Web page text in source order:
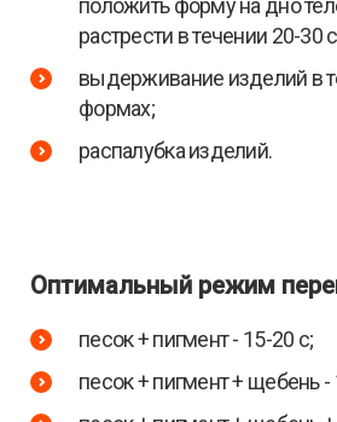
положить форму на дно
растрести в течении 20-30
выдерживание изделий в
формах;
распалубка изделий.
Оптимальный режим
песок + пигмент - 15-20 с;
песок + пигмент + щебень -